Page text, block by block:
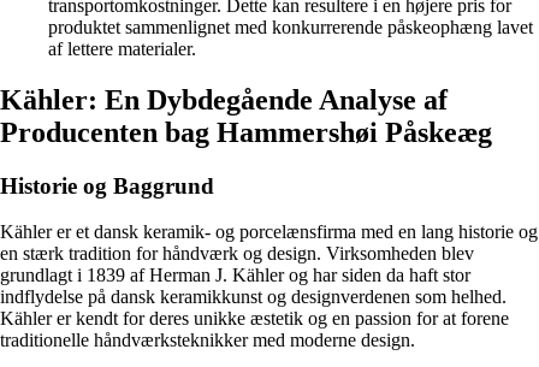
transportomkostninger. Dette kan resultere i en højere pris for
produktet sammenlignet med konkurrerende påskeophæng lavet
af lettere materialer.
Kähler: En Dybdegående Analyse af
Producenten bag Hammershøi Påskeæg
Historie og Baggrund
Kähler er et dansk keramik- og porcelænsfirma med en lang historie og
en stærk tradition for håndværk og design. Virksomheden blev
grundlagt i 1839 af Herman J. Kähler og har siden da haft stor
indflydelse på dansk keramikkunst og designverdenen som helhed.
Kähler er kendt for deres unikke æstetik og en passion for at forene
traditionelle håndværksteknikker med moderne design.